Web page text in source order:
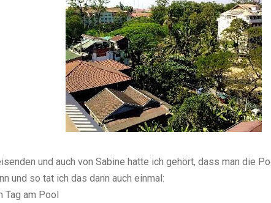
und auch von Sabine hatte ich gehört, dass man die
und so tat ich das dann auch einmal:
Tag am Pool